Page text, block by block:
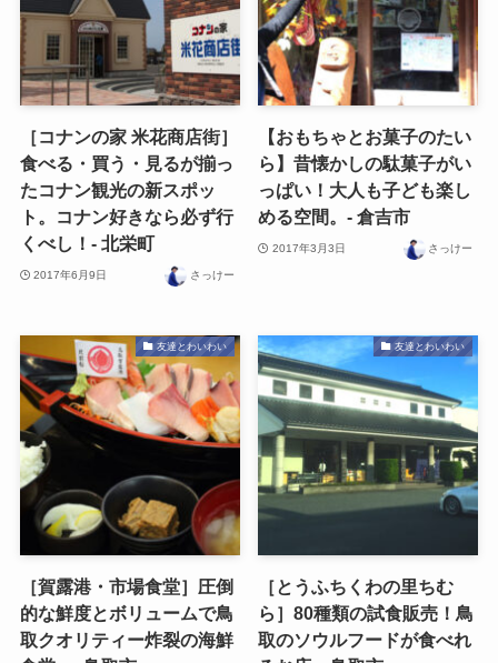
［コナンの家 米花商店街］
食べる・買う・見るが揃っ
たコナン観光の新スポッ
ト。コナン好きなら必ず行
くべし！- 北栄町
2017年6月9日 さっけー
【おもちゃとお菓子のたい
ら】昔懐かしの駄菓子がい
っぱい！大人も子ども楽し
める空間。- 倉吉市
2017年3月3日 さっけー
友達とわいわい
［賀露港・市場食堂］圧倒
的な鮮度とボリュームで鳥
取クオリティー炸裂の海鮮
友達とわいわい
［とうふちくわの里ちむ
ら］80種類の試食販売！鳥
取のソウルフードが食べれ